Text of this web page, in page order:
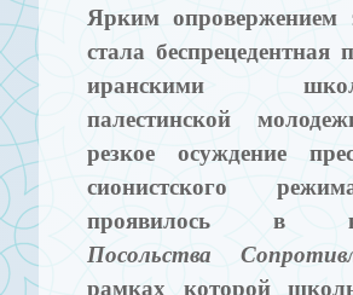
Ярким опровержением
стала беспрецедентная
иранскими
палестинской
резкое осуждение
сионистского
проявилось в
Посольства